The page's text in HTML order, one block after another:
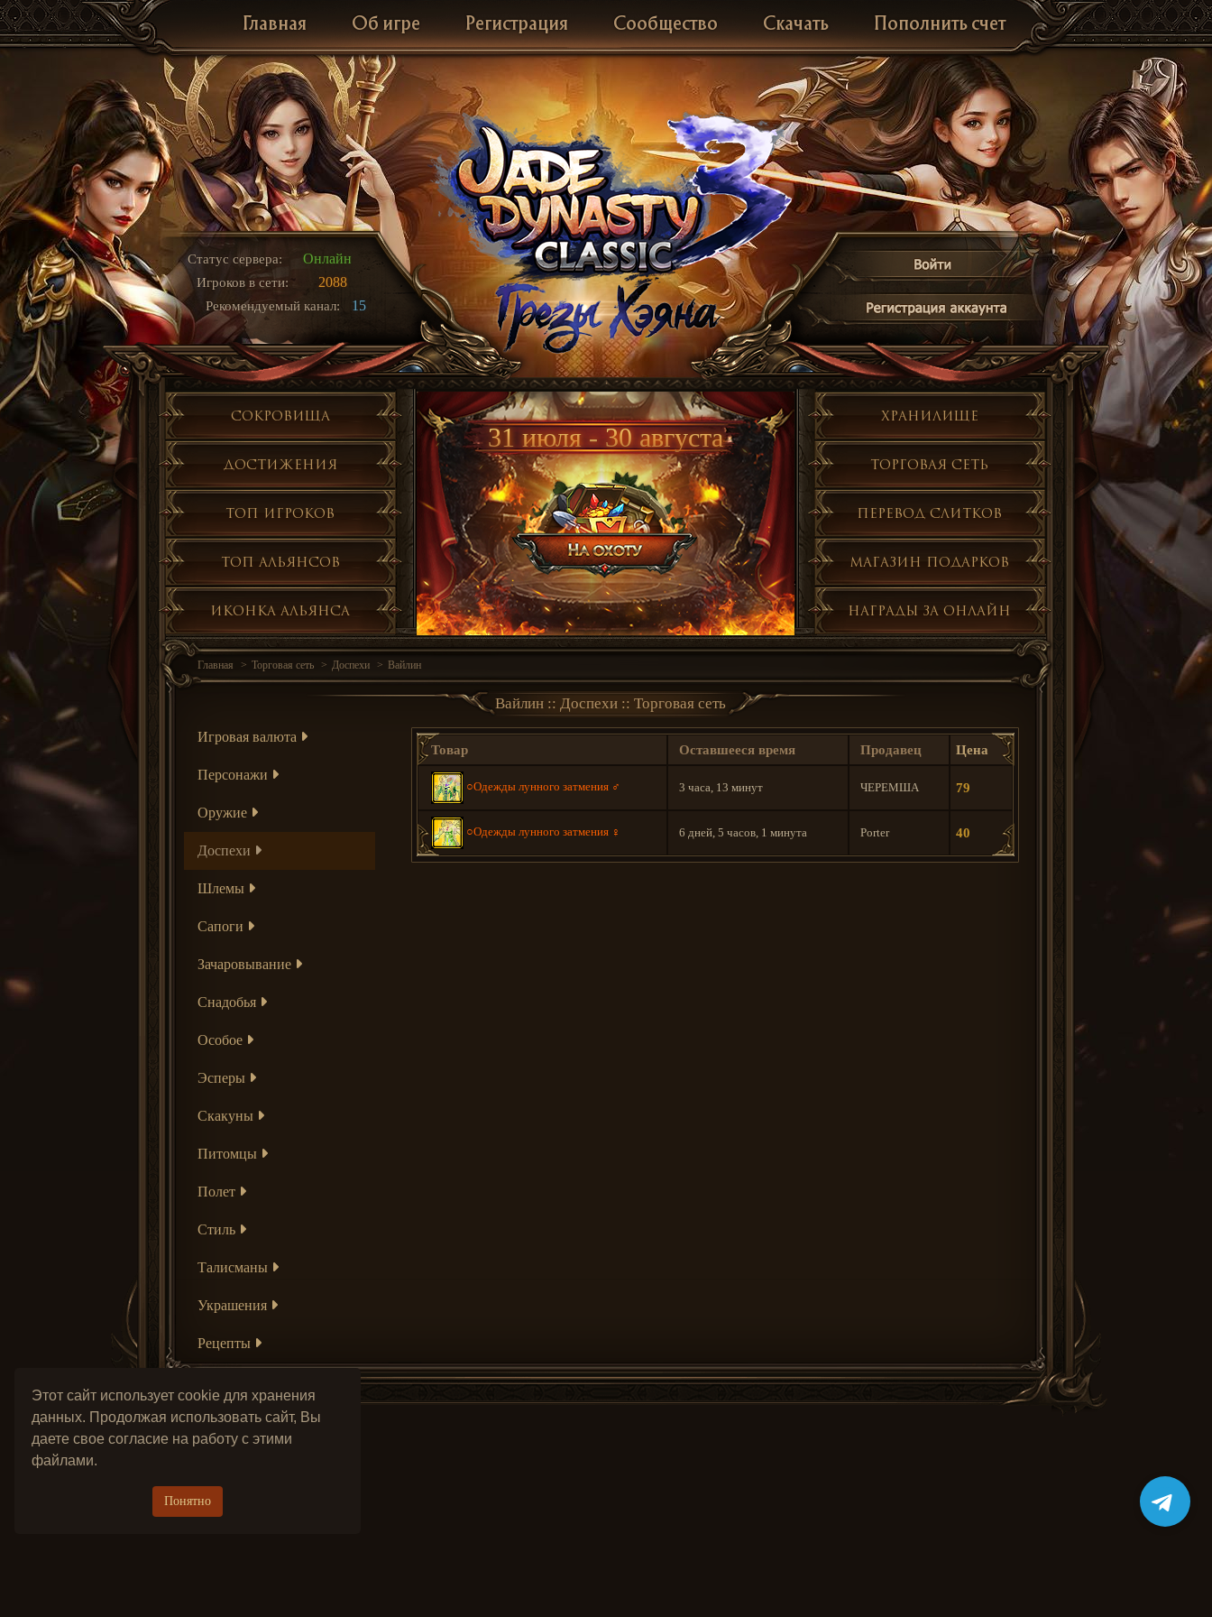
Этот сайт использует cookie для хранения
данных. Продолжая использовать сайт, Вы
даете свое согласие на работу с этими
файлами.
Понятно
Главная Об игре Регистрация Сообщество Скачать Пополнить счет
Статус сервера: Онлайн
Игроков в сети: 2088
Рекомендуемый канал: 15
Сокровища
Достижения
Топ игроков
Топ альянсов
Иконка альянса
31 июля - 30 августа
Хранилище
Торговая сеть
Перевод слитков
Магазин подарков
Награды за онлайн
Главная Торговая сеть Доспехи Вайлин
Вайлин :: Доспехи :: Торговая сеть
Игровая валюта
Персонажи
Оружие
Доспехи
Шлемы
Сапоги
Зачаровывание
Снадобья
Особое
Эсперы
Скакуны
Питомцы
Полет
Стиль
Талисманы
Украшения
Рецепты
Товар Оставшееся время Продавец Цена
○Одежды лунного затмения ♂ 3 часа, 13 минут ЧЕРЕМША 79
○Одежды лунного затмения ♀ 6 дней, 5 часов, 1 минута Porter 40